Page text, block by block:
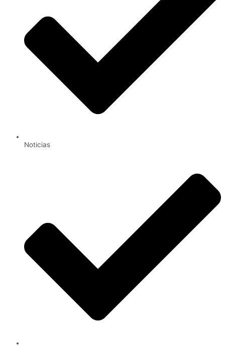
Noticias